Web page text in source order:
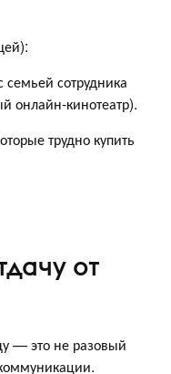
сотрудника
онлайн-кинотеатр).
трудно купить
от
— это не разовый